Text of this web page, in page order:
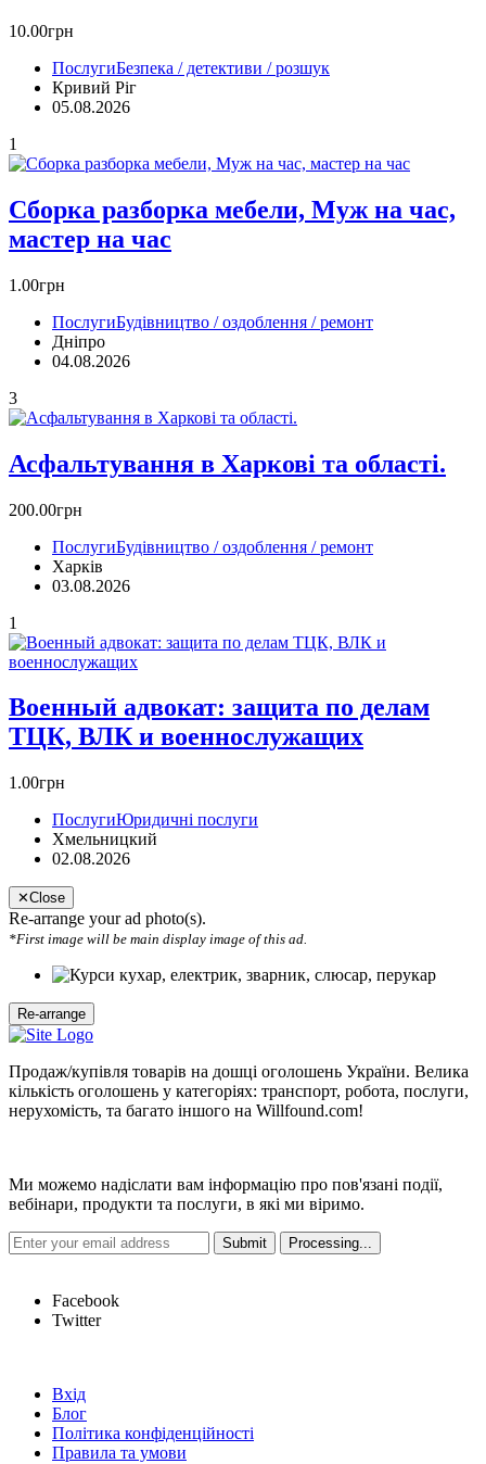
10.00грн
ПослугиБезпека / детективи / розшук
Кривий Ріг‎
05.08.2026
1
Сборка разборка мебели, Муж на час,
мастер на час
1.00грн
ПослугиБудівництво / оздоблення / ремонт
Дніпро
04.08.2026
3
Асфальтування в Харкові та області.
200.00грн
ПослугиБудівництво / оздоблення / ремонт
Харків
03.08.2026
1
Военный адвокат: защита по делам
ТЦК, ВЛК и военнослужащих
1.00грн
ПослугиЮридичні послуги
Хмельницкий
02.08.2026
✕Close
Re-arrange your ad photo(s).
*First image will be main display image of this ad.
Продаж/купівля товарів на дошці оголошень України. Велика
кількість оголошень у категоріях: транспорт, робота, послуги,
нерухомість, та багато іншого на Willfound.com!
Ми можемо надіслати вам інформацію про пов'язані події,
вебінари, продукти та послуги, в які ми віримо.
Facebook
Twitter
Вхід
Блог
Політика конфіденційності
Правила та умови